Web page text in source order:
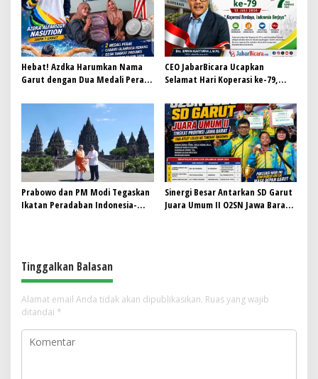
Hebat! Azdka Harumkan Nama
Garut dengan Dua Medali Perak
CEO JabarBicara Ucapkan
Selamat Hari Koperasi ke-79,
Kebangkitan Ekonomi Nasional
Prabowo dan PM Modi Tegaskan
Ikatan Peradaban Indonesia-
Sinergi Besar Antarkan SD Garut
Juara Umum II O2SN Jawa Barat
Tinggalkan Balasan
Alamat email Anda tidak akan dipublikasikan. Ruas yang wajib
ditandai *